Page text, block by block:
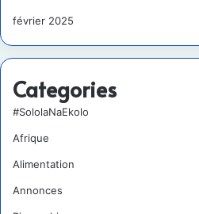
février 2025
Categories
#SololaNaEkolo
Afrique
Alimentation
Annonces